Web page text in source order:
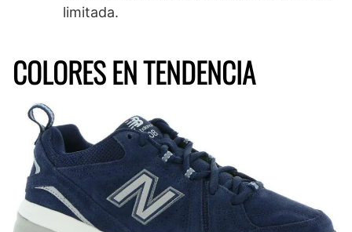
limitada.
COLORES EN TENDENCIA